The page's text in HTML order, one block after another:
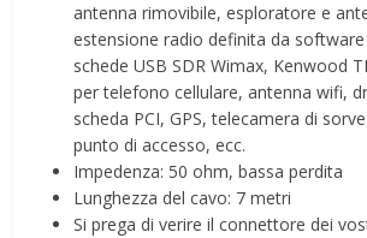
antenna rimovibile, esploratore e
estensione radio definita da software
schede USB SDR Wimax, Kenwood
per telefono cellulare, antenna wifi,
scheda PCI, GPS, telecamera di
punto di accesso, ecc.
Impedenza: 50 ohm, bassa perdita
Lunghezza del cavo: 7 metri
Si prega di verire il connettore dei